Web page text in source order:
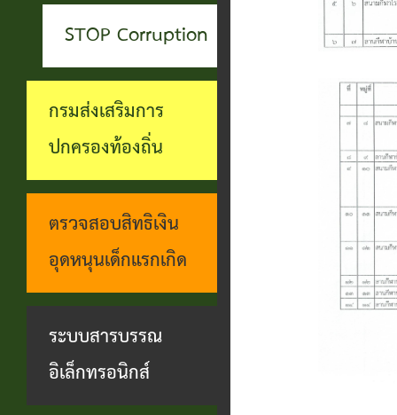
ชื่อ
เงิน
บัญชี
เบี้ย
ยังชีพ
ระบบงาน
บริการ
ประชาชน
แวดล้อม
กอง
การ
ศึกษา
ยกย่อง
การ
การตาม
การ
บริหาร
งาน
บุคคล
รับฟัง
ความ
คิดเห็น
แจ้ง
ข้อมูล
เบาะแส
การ
ทุจริต
STOP Corruption
กรมส่งเสริมการ
ปกครองท้องถิ่น
ตรวจสอบสิทธิเงิน
อุดหนุนเด็กแรกเกิด
ระบบสารบรรณ
อิเล็กทรอนิกส์